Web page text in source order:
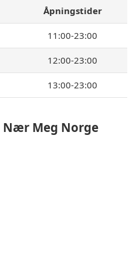
Åpningstider
11:00-23:00
12:00-23:00
13:00-23:00
Nær Meg Norge